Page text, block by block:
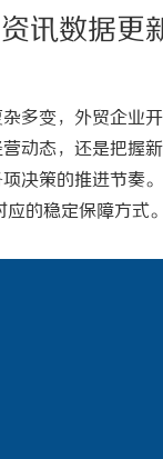
讯数据更
多变，外贸企业
动态，还是把握
决策的推进节奏
应的稳定保障方式